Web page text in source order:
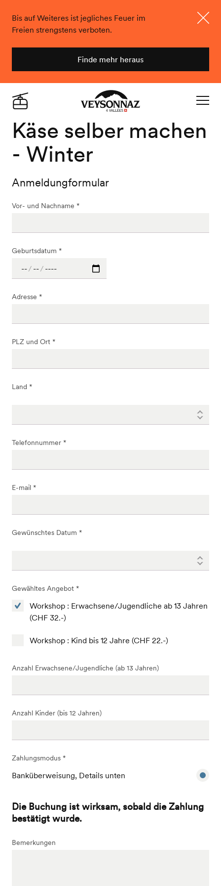
Bis auf Weiteres ist jegliches Feuer im
Freien strengstens verboten.
Finde mehr heraus
Veysonnaz
Käse selber machen
- Winter
Anmeldungformular
Vor- und Nachname *
Geburtsdatum *
Adresse *
PLZ und Ort *
Land *
Telefonnummer *
E-mail *
Gewünschtes Datum *
Gewähltes Angebot *
Workshop : Erwachsene/Jugendliche ab 13 Jahren
(CHF 32.-)
Workshop : Kind bis 12 Jahre (CHF 22.-)
Anzahl Erwachsene/Jugendliche (ab 13 Jahren)
Anzahl Kinder (bis 12 Jahren)
Zahlungsmodus *
Banküberweisung, Details unten
Die Buchung ist wirksam, sobald die Zahlung
bestätigt wurde.
Bemerkungen